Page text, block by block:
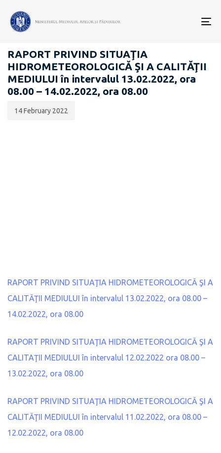
RAPOARTE ZILNICE STAREA MEDIULUI
RAPORT PRIVIND SITUAŢIA
HIDROMETEOROLOGICĂ ŞI A CALITĂŢII
MEDIULUI în intervalul 13.02.2022, ora
08.00 – 14.02.2022, ora 08.00
publicării:
14 February 2022
RAPORT PRIVIND SITUAŢIA HIDROMETEOROLOGICĂ ŞI A
CALITĂŢII MEDIULUI în intervalul 13.02.2022, ora 08.00 –
14.02.2022, ora 08.00
RAPORT PRIVIND SITUAŢIA HIDROMETEOROLOGICĂ ŞI A
CALITAŢII MEDIULUI în intervalul 12.02.2022 ora 08.00 –
13.02.2022, ora 08.00
RAPORT PRIVIND SITUAŢIA HIDROMETEOROLOGICĂ ŞI A
CALITĂŢII MEDIULUI în intervalul 11.02.2022, ora 08.00 –
12.02.2022, ora 08.00